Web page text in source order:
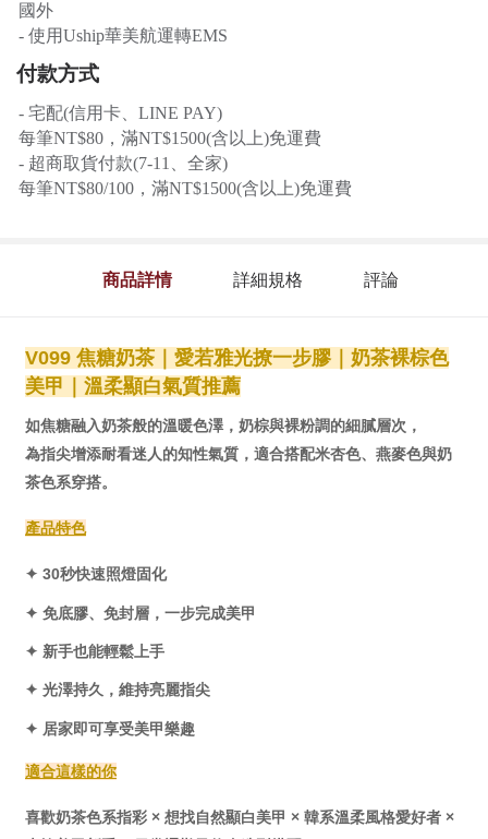
國外
- 使用Uship華美航運轉EMS
付款方式
- 宅配(信用卡、LINE PAY)
每筆NT$80，滿NT$1500(含以上)免運費
- 超商取貨付款(7-11、全家)
每筆NT$80/100，滿NT$1500(含以上)免運費
商品詳情 詳細規格 評論
V099 焦糖奶茶｜愛若雅光撩一步膠｜奶茶裸棕色
美甲｜溫柔顯白氣質推薦
如焦糖融入奶茶般的溫暖色澤，奶棕與裸粉調的細膩層次，
為指尖增添耐看迷人的知性氣質，適合搭配米杏色、燕麥色與奶
茶色系穿搭。
產品特色
✦ 30秒快速照燈固化
✦ 免底膠、免封層，一步完成美甲
✦ 新手也能輕鬆上手
✦ 光澤持久，維持亮麗指尖
✦ 居家即可享受美甲樂趣
適合這樣的你
喜歡奶茶色系指彩 × 想找自然顯白美甲 × 韓系溫柔風格愛好者 ×